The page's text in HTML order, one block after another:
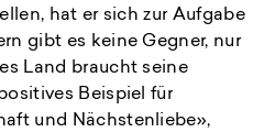
hat er sich zur Aufgabe
gibt es keine Gegner, nur
Land braucht seine
Beispiel für
und Nächstenliebe»,